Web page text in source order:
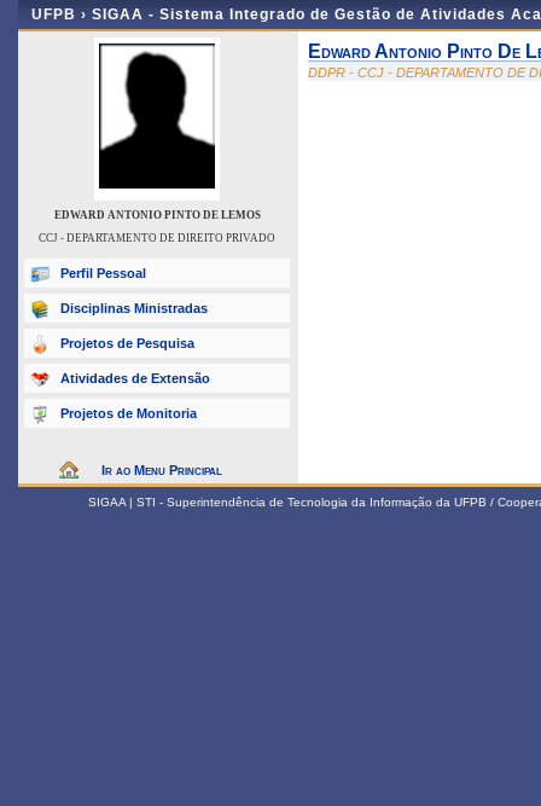
UFPB › SIGAA - Sistema Integrado de Gestão de Atividades
EDWARD ANTONIO PINTO DE LEMOS
CCJ - DEPARTAMENTO DE DIREITO PRIVADO
Perfil Pessoal
Disciplinas Ministradas
Projetos de Pesquisa
Atividades de Extensão
Projetos de Monitoria
Ir ao Menu Principal
Edward Antonio Pinto De
DDPR - CCJ - DEPARTAMENTO DE
SIGAA | STI - Superintendência de Tecnologia da Informação da UFPB /